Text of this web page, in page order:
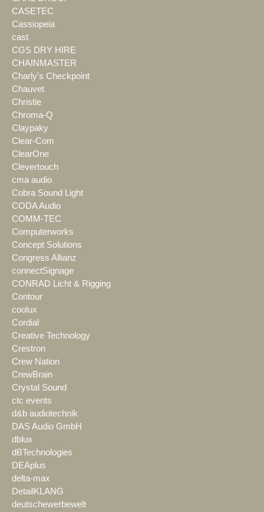
CASETEC
Cassiopeia
cast
CGS DRY HIRE
CHAINMASTER
Charly's Checkpoint
Chauvet
Christie
Chroma-Q
Claypaky
Clear-Com
ClearOne
Clevertouch
cma audio
Cobra Sound Light
CODA Audio
COMM-TEC
Computerworks
Concept Solutions
Congress Allianz
connectSignage
CONRAD Licht & Rigging
Contour
coolux
Cordial
Creative Technology
Crestron
Crew Nation
CrewBrain
Crystal Sound
ctc events
d&b audiotechnik
DAS Audio GmbH
dblux
dBTechnologies
DEAplus
delta-max
DetailKLANG
deutschewerbewelt